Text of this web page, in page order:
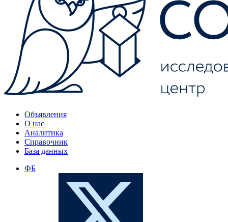
Объявления
О нас
Аналитика
Справочник
База данных
ФБ